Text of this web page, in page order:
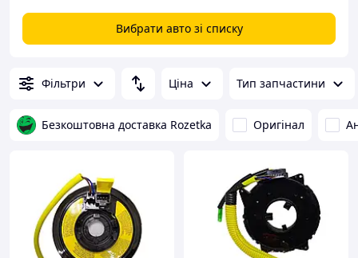
Вибрати авто зі списку
Фільтри Ціна Тип запчастини
Безкоштовна доставка Rozetka Оригінал